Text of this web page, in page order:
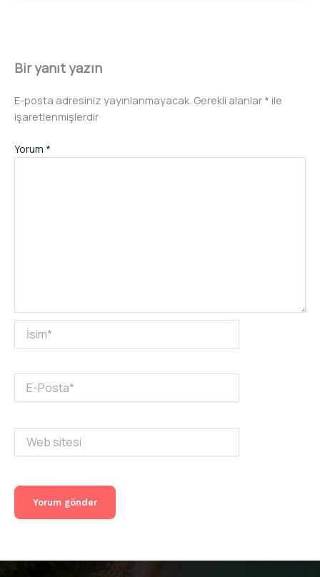
Bir yanıt yazın
E-posta adresiniz yayınlanmayacak. Gerekli alanlar * ile
işaretlenmişlerdir
Yorum *
İsim*
Posta*
sitesi